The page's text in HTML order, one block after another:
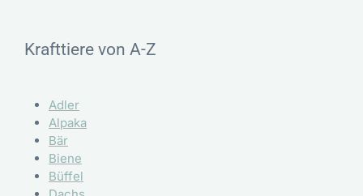
Krafttiere von A-Z
Adler
Alpaka
Bär
Biene
Büffel